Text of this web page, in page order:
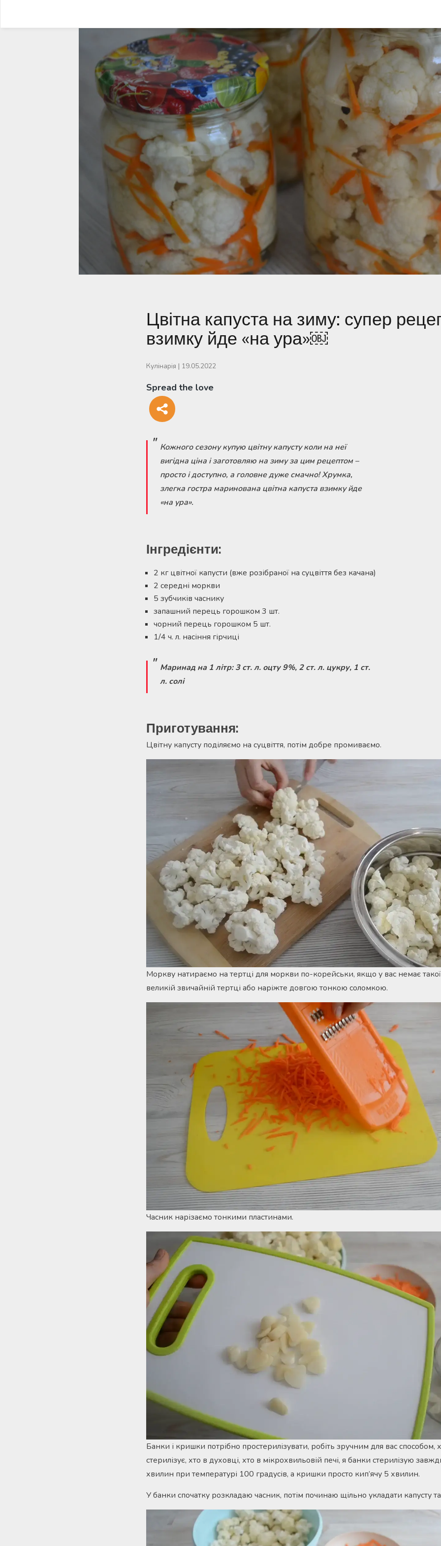
Цвітна капуста на зиму: супер
взимку йде «на ура»￼
Кулінарія | 19.05.2022
Spread the love
Кожного сезону купую цвітну капусту коли на неї
вигідна ціна і заготовляю на зиму за цим рецептом –
просто і доступно, а головне дуже смачно! Хрумка,
злегка гостра маринована цвітна капуста взимку йде
«на ура».
Інгредієнти:
2 кг цвітної капусти (вже розібраної на суцвіття без качана)
2 середні моркви
5 зубчиків часнику
запашний перець горошком 3 шт.
чорний перець горошком 5 шт.
1/4 ч. л. насіння гірчиці
Маринад на 1 літр: 3 ст. л. оцту 9%, 2 ст. л. цукру, 1 ст.
л. солі
Приготування:
Цвітну капусту поділяємо на суцвіття, потім добре промиваємо.
Моркву натираємо на тертці для моркви по-корейськи, якщо у вас немає такої
великій звичайній тертці або наріжте довгою тонкою соломкою.
Часник нарізаємо тонкими пластинами.
Банки і кришки потрібно простерилізувати, робіть зручним для вас
стерилізує, хто в духовці, хто в мікрохвильовій печі, я банки стерилізую
хвилин при температурі 100 градусів, а кришки просто кип’ячу 5 хвилин.
У банки спочатку розкладаю часник, потім починаю щільно укладати капусту